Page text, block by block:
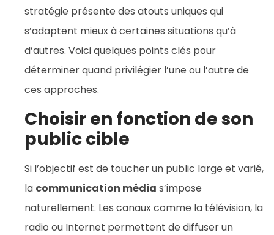
stratégie présente des atouts uniques qui
s’adaptent mieux à certaines situations qu’à
d’autres. Voici quelques points clés pour
déterminer quand privilégier l’une ou l’autre de
ces approches.
Choisir en fonction de son
public cible
Si l’objectif est de toucher un public large et varié,
la communication média s’impose
naturellement. Les canaux comme la télévision, la
radio ou Internet permettent de diffuser un